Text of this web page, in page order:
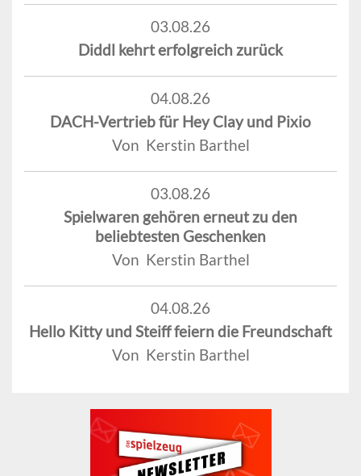
03.08.26
Diddl kehrt erfolgreich zurück
04.08.26
DACH-Vertrieb für Hey Clay und Pixio
Von Kerstin Barthel
03.08.26
Spielwaren gehören erneut zu den
beliebtesten Geschenken
Von Kerstin Barthel
04.08.26
Hello Kitty und Steiff feiern die Freundschaft
Von Kerstin Barthel